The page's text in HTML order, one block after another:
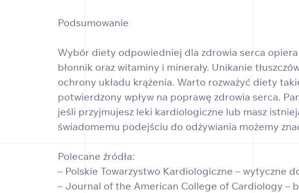
Podsumowanie
Wybór diety odpowiedniej dla zdrowia serca
błonnik oraz witaminy i minerały. Unikanie
ochrony układu krążenia. Warto rozważyć diety
potwierdzony wpływ na poprawę zdrowia serca.
jeśli przyjmujesz leki kardiologiczne lub masz
świadomemu podejściu do odżywiania możemy
Polecane źródła:
– Polskie Towarzystwo Kardiologiczne – wytyczne
– Journal of the American College of Cardiology –